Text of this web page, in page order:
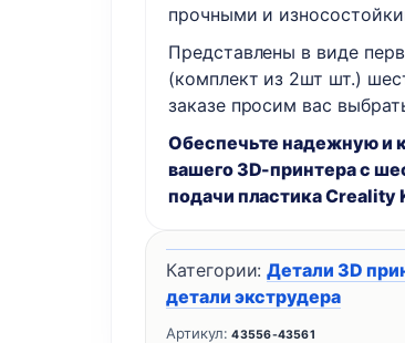
прочными и
Представлены в виде
(комплект из 2шт шт.)
заказе просим вас
Обеспечьте надежную и
вашего 3D-принтера с
подачи пластика Creality
K1C
Артикул:43556-43561
Категории:Детали 3D
детали экструдера